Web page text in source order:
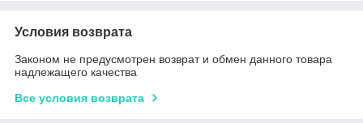
Условия возврата
Законом не предусмотрен возврат и обмен данного товара
надлежащего качества
Все условия возврата